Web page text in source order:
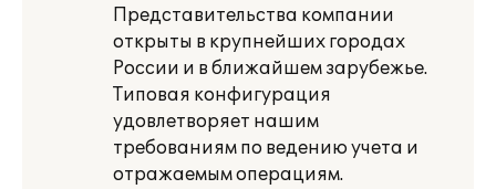
Представительства компании
открыты в крупнейших городах
России и в ближайшем зарубежье.
Типовая конфигурация
удовлетворяет нашим
требованиям по ведению учета и
отражаемым операциям.